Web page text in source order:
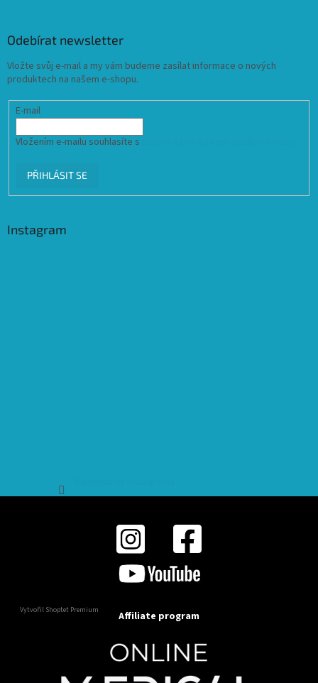
Odebírat newsletter
Vložte svůj e-mail a my vám budeme zasílat informace o nových
produktech na našem e-shopu.
E-mail
Vložením e-mailu souhlasíte s
PŘIHLÁSIT SE
Instagram
Vytvořil Shoptet Premium Affiliate program